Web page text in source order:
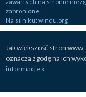
zabronione.
Na silniku: windu.org
Jak większość stron
oznacza zgodę na ich
informacje »